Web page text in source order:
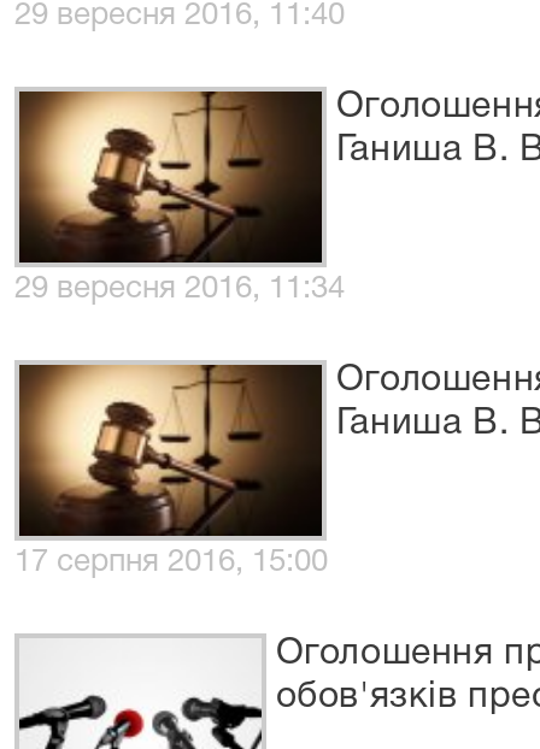
29 вересня 2016, 11:40
Ганиша В.
29 вересня 2016, 11:34
Ганиша В.
17 серпня 2016, 15:00
Оголошення
обов'язків